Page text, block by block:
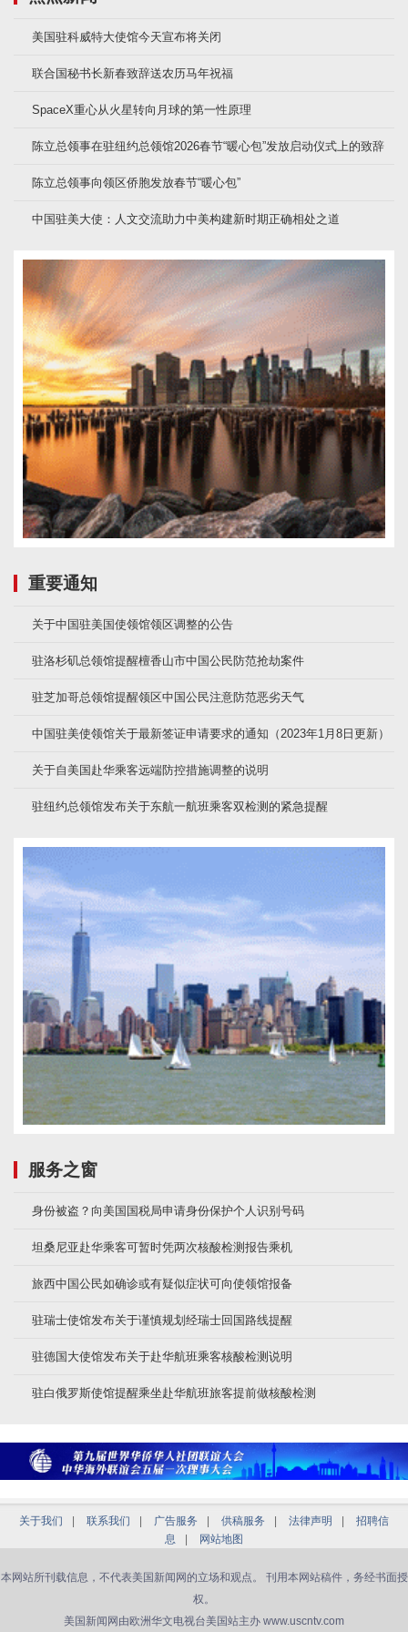
美国驻科威特大使馆今天宣布将关闭
联合国秘书长新春致辞送农历马年祝福
SpaceX重心从火星转向月球的第一性原理
陈立总领事在驻纽约总领馆2026春节“暖心包”发放启动仪式上的致辞
陈立总领事向领区侨胞发放春节“暖心包”
中国驻美大使：人文交流助力中美构建新时期正确相处之道
重要通知
关于中国驻美国使领馆领区调整的公告
驻洛杉矶总领馆提醒檀香山市中国公民防范抢劫案件
驻芝加哥总领馆提醒领区中国公民注意防范恶劣天气
中国驻美使领馆关于最新签证申请要求的通知（2023年1月8日更新）
关于自美国赴华乘客远端防控措施调整的说明
驻纽约总领馆发布关于东航一航班乘客双检测的紧急提醒
服务之窗
身份被盗？向美国国税局申请身份保护个人识别号码
坦桑尼亚赴华乘客可暂时凭两次核酸检测报告乘机
旅西中国公民如确诊或有疑似症状可向使领馆报备
驻瑞士使馆发布关于谨慎规划经瑞士回国路线提醒
驻德国大使馆发布关于赴华航班乘客核酸检测说明
驻白俄罗斯使馆提醒乘坐赴华航班旅客提前做核酸检测
关于我们 | 联系我们 | 广告服务 | 供稿服务 | 法律声明 |
招聘信
息
| 网站地图
本网站所刊载信息，不代表美国新闻网的立场和观点。 刊用本网站稿件，务经书面授
权。
美国新闻网由欧洲华文电视台美国站主办 www.uscntv.com